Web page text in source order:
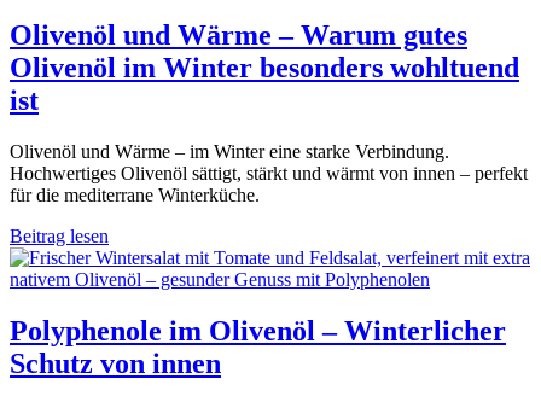
Olivenöl und Wärme – Warum gutes
Olivenöl im Winter besonders wohltuend
ist
Olivenöl und Wärme – im Winter eine starke Verbindung.
Hochwertiges Olivenöl sättigt, stärkt und wärmt von innen – perfekt
für die mediterrane Winterküche.
Beitrag lesen
Polyphenole im Olivenöl – Winterlicher
Schutz von innen